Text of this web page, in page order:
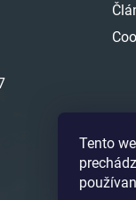
Tento